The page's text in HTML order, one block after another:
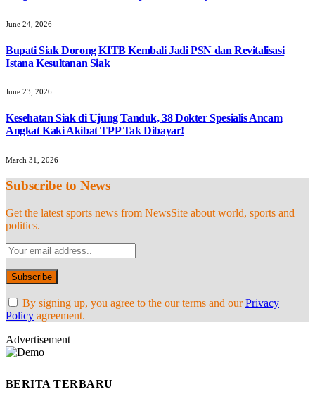
June 24, 2026
Bupati Siak Dorong KITB Kembali Jadi PSN dan Revitalisasi
Istana Kesultanan Siak
June 23, 2026
Kesehatan Siak di Ujung Tanduk, 38 Dokter Spesialis Ancam
Angkat Kaki Akibat TPP Tak Dibayar!
March 31, 2026
Subscribe to News
Get the latest sports news from NewsSite about world, sports and
politics.
By signing up, you agree to the our terms and ourPrivacy
Policy agreement.
Advertisement
BERITA TERBARU